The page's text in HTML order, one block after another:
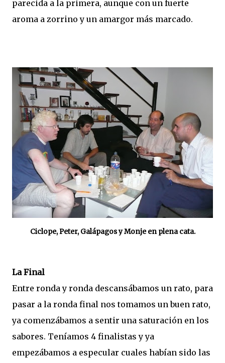
parecida a la primera, aunque con un fuerte
aroma a zorrino y un amargor más marcado.
Ciclope, Peter, Galápagos y Monje en plena cata.
La Final
Entre ronda y ronda descansábamos un rato, para
pasar a la ronda final nos tomamos un buen rato,
ya comenzábamos a sentir una saturación en los
sabores. Teníamos 4 finalistas y ya
empezábamos a especular cuales habían sido las